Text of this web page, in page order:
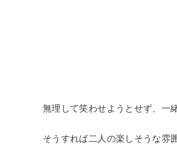
無理して笑わせようとせず、一
そうすれば二人の楽しそうな雰